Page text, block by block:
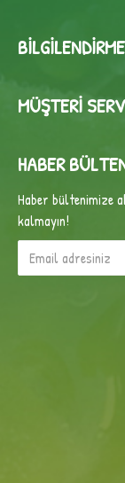
BILGILENDIRME
MÜŞTERI
HABER
Haber bültenimize
kalmayın!